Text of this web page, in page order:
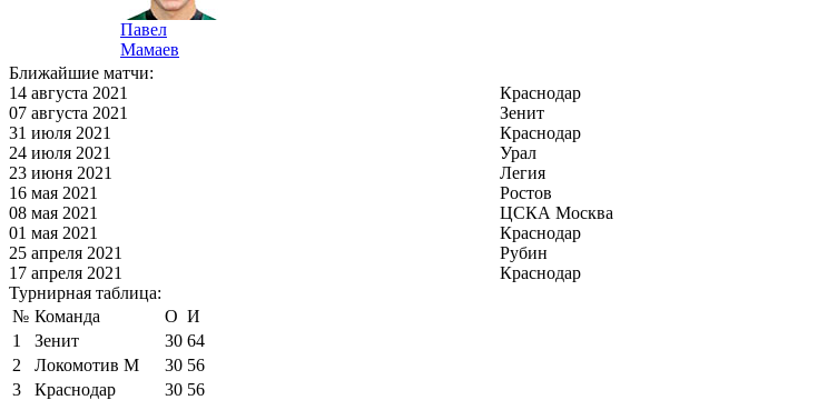
Павел
Мамаев
Ближайшие матчи:
14 августа 2021
Краснодар
07 августа 2021
Зенит
31 июля 2021
Краснодар
24 июля 2021
Урал
23 июня 2021
Легия
16 мая 2021
Ростов
08 мая 2021
ЦСКА Москва
01 мая 2021
Краснодар
25 апреля 2021
Рубин
17 апреля 2021
Краснодар
Турнирная таблица:
№ Команда О И
1
Зенит 30 64
2
Локомотив М 30 56
3
Краснодар 30 56